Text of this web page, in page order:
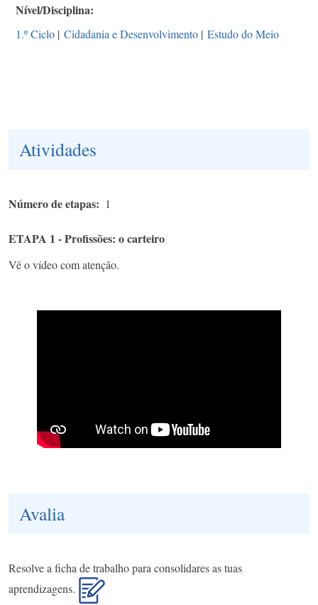
Nível/Disciplina
1.º Ciclo | Cidadania e Desenvolvimento | Estudo do Meio
Atividades
Número de etapas 1
ETAPA 1 - Profissões: o carteiro
Vê o vídeo com atenção.
Avalia
Resolve a ficha de trabalho para consolidares as tuas
aprendizagens.